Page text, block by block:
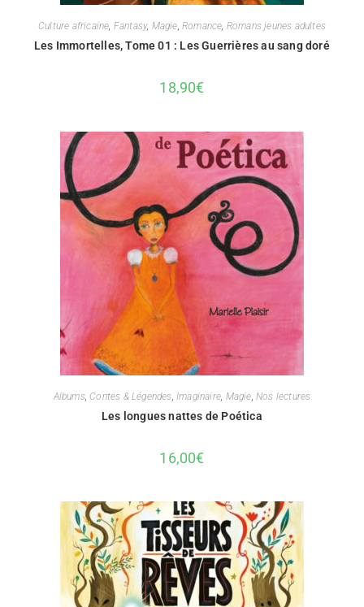
Culture africaine, Fantasy, Magie, Romance, Romans jeunes adultes
Les Immortelles, Tome 01 : Les Guerrières au sang doré
18,90€
Albums, Contes & Légendes Imaginaire Magie Nos lectures
Les longues nattes de Poética
16,00€